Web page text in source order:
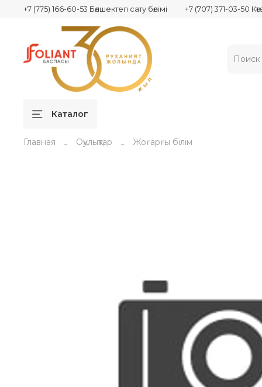
+7 (775) 166-60-53 Бөлшектеп сату бөлімі +7 (707) 371-03-50
Каталог
Главная Оқулықтар Жоғарғы білім